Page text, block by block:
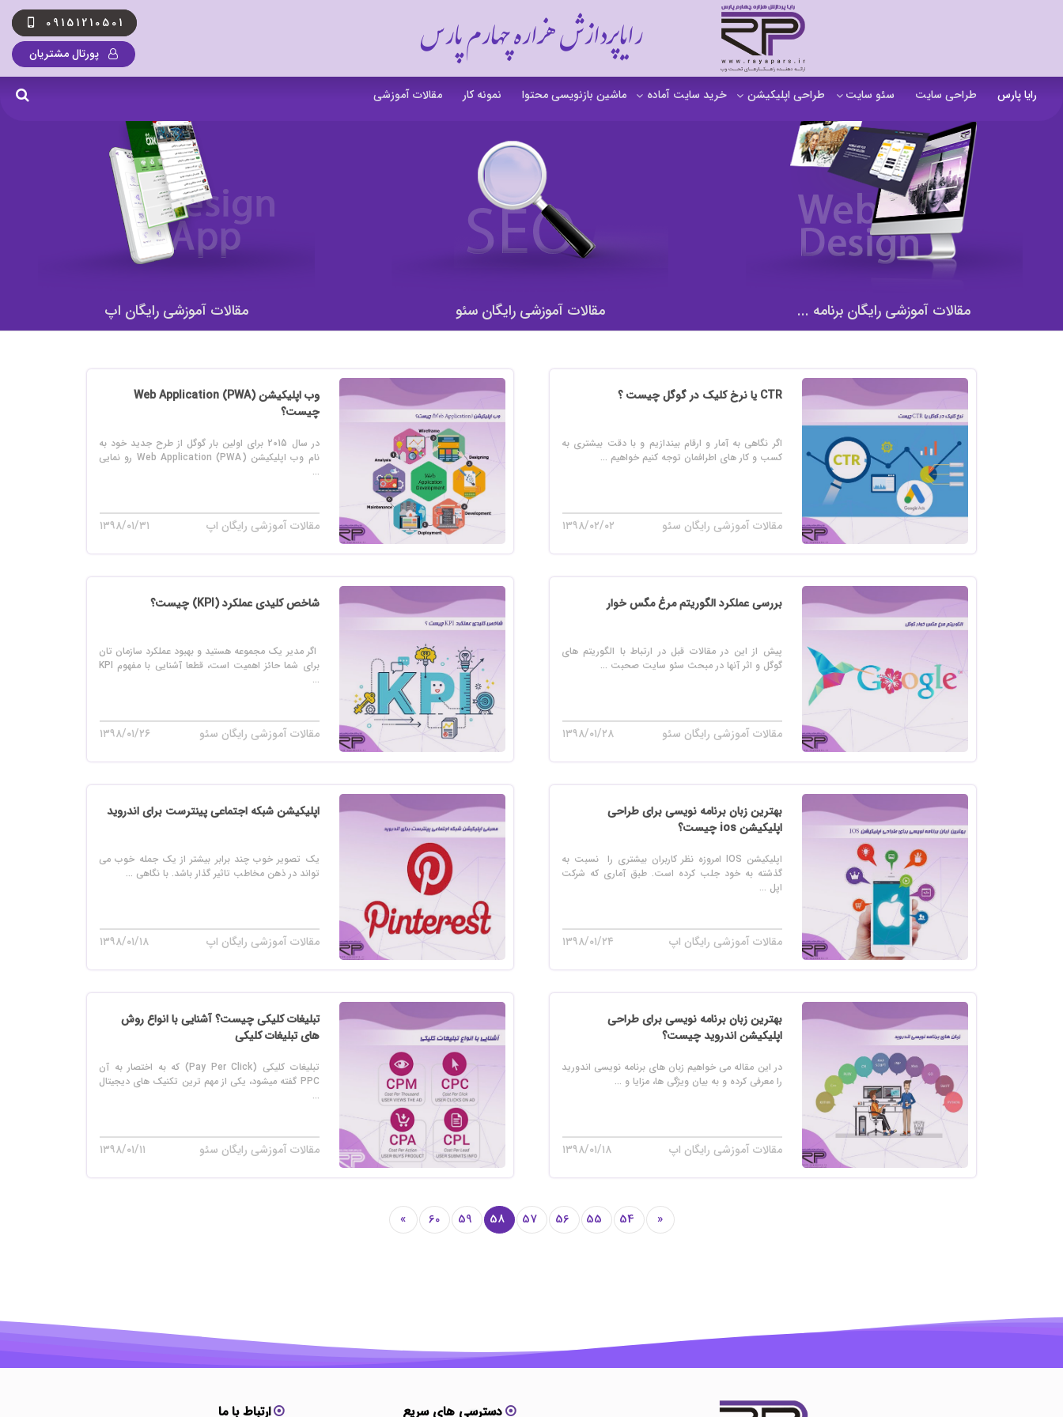
رایاپردازش هزاره چهارم پارس
09151210501
پورتال مشتریان
رایا پارس طراحی سایت سئو سایت
سفارش تولید محتوا
آنالیز سایت
آموزش سئو در مشهد
سئو خارجی و ساخت بک لینک
طراحی اپلیکیشن
اپلیکیشن b2b
اپلیکیشن فروشگاهی
اپلیکیشن آموزشی
خرید سایت آماده
خرید سایت خودرو
خرید سایت نوبت دهی پزشکان
خرید سایت همایش
ماشین بازنویسی محتوا نمونه کار مقالات آموزشی
مقالات آموزشی رایگان اپ مقالات آموزشی رایگان سئو مقالات آموزشی رایگان برنامه ...
CTR یا نرخ کلیک در گوگل چیست ؟
اگر نگاهی به آمار و ارقام بیندازیم و با دقت بیشتری به
کسب و کار های اطرافمان توجه کنیم خواهیم ...
مقالات آموزشی رایگان سئو ۱۳۹۸/۰۲/۰۲
وب اپلیکیشن (Web Application (PWA
چیست؟
در سال 2015 برای اولین بار گوگل از طرح جدید خود به
نام وب اپلیکیشن (Web Application (PWA رو نمایی
...
مقالات آموزشی رایگان اپ ۱۳۹۸/۰۱/۳۱
بررسی عملکرد الگوریتم مرغ مگس خوار
پیش از این در مقالات قبل در ارتباط با الگوریتم های
گوگل و اثر آنها در مبحث سئو سایت صحبت ...
مقالات آموزشی رایگان سئو ۱۳۹۸/۰۱/۲۸
شاخص کلیدی عملکرد (KPI) چیست؟
اگر مدیر یک مجموعه هستید و بهبود عملکرد سازمان تان
برای شما حائز اهمیت است، قطعا آشنایی با مفهوم KPI
...
مقالات آموزشی رایگان سئو ۱۳۹۸/۰۱/۲۶
بهترین زبان برنامه نویسی برای طراحی
اپلیکیشن ios چیست؟
اپلیکیشن IOS امروزه نظر کاربران بیشتری را نسبت به
گذشته به خود جلب کرده است. طبق آماری که شرکت
اپل ...
مقالات آموزشی رایگان اپ ۱۳۹۸/۰۱/۲۴
اپلیکیشن شبکه اجتماعی پینترست برای اندروید
یک تصویر خوب چند برابر بیشتر از یک جمله خوب می
تواند در ذهن مخاطب تاثیر گذار باشد. با نگاهی ...
مقالات آموزشی رایگان اپ ۱۳۹۸/۰۱/۱۸
بهترین زبان برنامه نویسی برای طراحی
اپلیکیشن اندروید چیست؟
در این مقاله می خواهیم زبان های برنامه نویسی اندورید
را معرفی کرده و به بیان ویژگی ها، مزایا و ...
مقالات آموزشی رایگان اپ ۱۳۹۸/۰۱/۱۸
تبلیغات کلیکی چیست؟ آشنایی با انواع روش
های تبلیغات کلیکی
تبلیغات کلیکی (Pay Per Click) که به اختصار به آن
PPC گفته میشود، یکی از مهم ترین تکنیک های دیجیتال
...
مقالات آموزشی رایگان سئو ۱۳۹۸/۰۱/۱۱
«
54
55
56
57
58
59
60
»
دسترسی های سریع ارتباط با ما